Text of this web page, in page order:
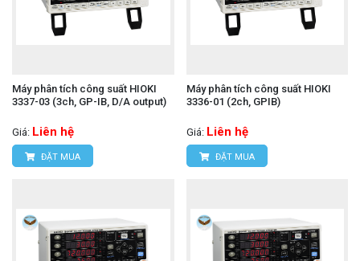
Máy phân tích công suất HIOKI
3337-03 (3ch, GP-IB, D/A output)
Giá: Liên hệ
ĐẶT MUA
Máy phân tích công suất HIOKI
3336-01 (2ch, GPIB)
Giá: Liên hệ
ĐẶT MUA